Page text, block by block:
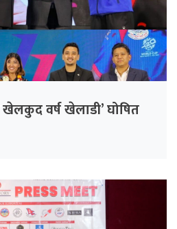
खेलकुद वर्ष खेलाडी’ घोषित